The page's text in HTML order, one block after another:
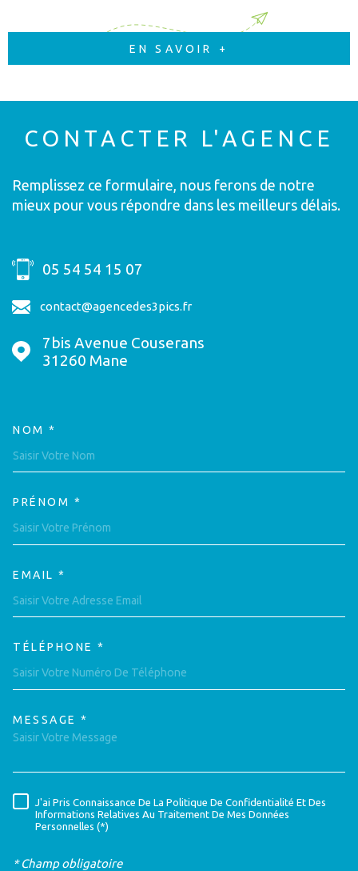
EN SAVOIR +
CONTACTER L'AGENCE
Remplissez ce formulaire, nous ferons de notre
mieux pour vous répondre dans les meilleurs délais.
05 54 54 15 07
contact@agencedes3pics.fr
7bis Avenue Couserans
31260
Mane
NOM *
PRÉNOM *
EMAIL *
TÉLÉPHONE *
MESSAGE *
RÈGLEMENTATION
J'ai Pris Connaissance De La Politique De Confidentialité Et Des
Informations Relatives Au Traitement De Mes Données
Personnelles (*)
* Champ obligatoire